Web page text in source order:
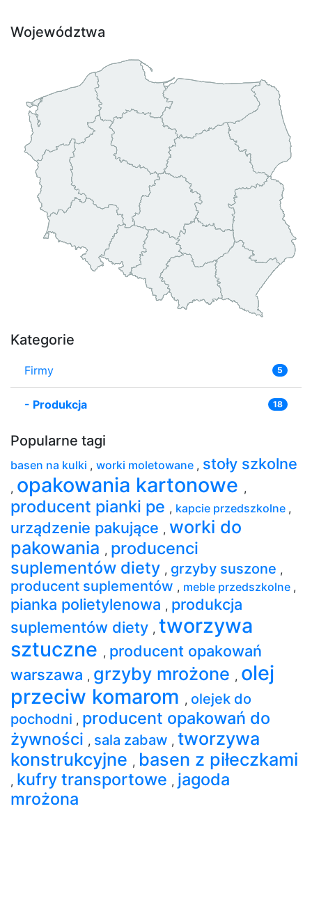
Województwa
Kategorie
Firmy 5
- Produkcja 18
Popularne tagi
basen na kulki , worki moletowane , stoły szkolne
, opakowania kartonowe ,
producent pianki pe , kapcie przedszkolne ,
urządzenie pakujące , worki do
pakowania , producenci
suplementów diety , grzyby suszone ,
producent suplementów , meble przedszkolne ,
pianka polietylenowa , produkcja
suplementów diety , tworzywa
sztuczne , producent opakowań
warszawa , grzyby mrożone , olej
przeciw komarom , olejek do
pochodni , producent opakowań do
żywności , sala zabaw , tworzywa
konstrukcyjne , basen z piłeczkami
, kufry transportowe , jagoda
mrożona